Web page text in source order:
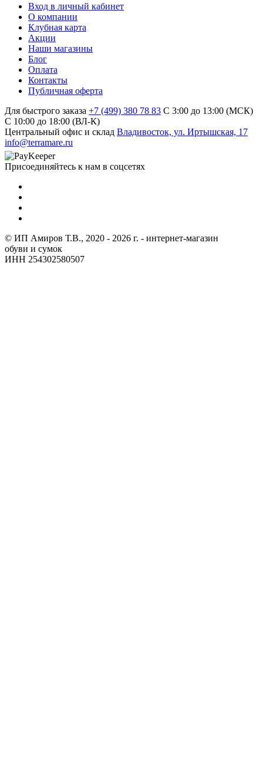
Вход в личный кабинет
О компании
Клубная карта
Акции
Наши магазины
Блог
Оплата
Контакты
Публичная оферта
Для быстрого заказа +7 (499) 380 78 83 С 3:00 до 13:00 (МСК)
C 10:00 до 18:00 (ВЛ-К)
Центральный офис и склад Владивосток, ул. Иртышская, 17
info@terramare.ru
Присоединяйтесь к нам в соцсетях
© ИП Амиров Т.В., 2020 - 2026 г. - интернет-магазин
обуви и сумок
ИНН 254302580507